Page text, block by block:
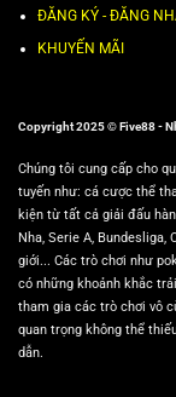
ĐĂNG KÝ - ĐĂNG
KHUYẾN MÃI
Copyright 2025 © Five88 -
Chúng tôi cung cấp cho
tuyến như: cá cược thể
kiện từ tất cả giải đấu
Nha, Serie A,
giới... Các trò chơi như
có những khoảnh khắc
tham gia các trò chơi vô
quan trọng không thể
dẫn.